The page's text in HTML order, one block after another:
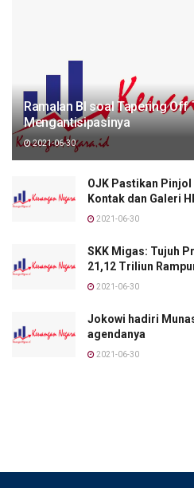
Ramalan BI soal Tapering Off
Mengantisipasinya
2021-06-30
OJK Pastikan
Kontak dan Galeri
2021-06-30
SKK Migas: Tujuh
21,12 Triliun
2021-06-30
Jokowi hadiri
agendanya
2021-06-30